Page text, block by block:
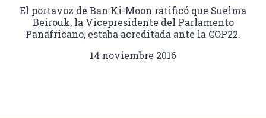
El portavoz de Ban Ki-Moon ratificó que Suelma
Beirouk, la Vicepresidente del Parlamento
Panafricano, estaba acreditada ante la COP22.
14 noviembre 2016